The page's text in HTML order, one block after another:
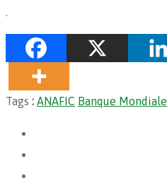
.
Tags : ANAFIC Banque Mondiale